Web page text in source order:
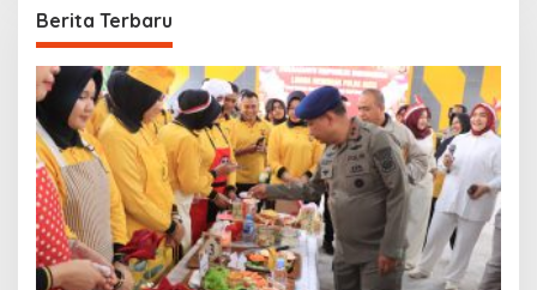
Berita Terbaru